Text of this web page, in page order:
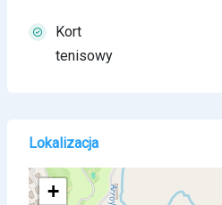
Kort
tenisowy
Lokalizacja
+